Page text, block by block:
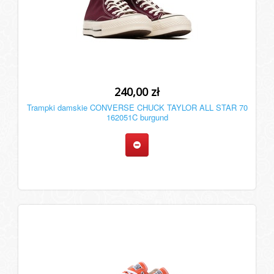
240,00 zł
Trampki damskie CONVERSE CHUCK TAYLOR ALL STAR 70
162051C burgund